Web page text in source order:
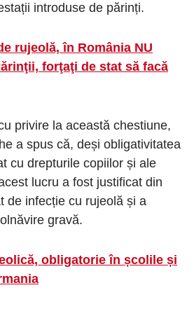
introduse de părinți.
rujeolă, în România NU
forţaţi de stat să facă
privire la această chestiune,
a spus că, deși obligativitatea
cu drepturile copiilor și ale
lucru a fost justificat din
de infecție cu rujeolă și a
gravă.
obligatorie în școlile și